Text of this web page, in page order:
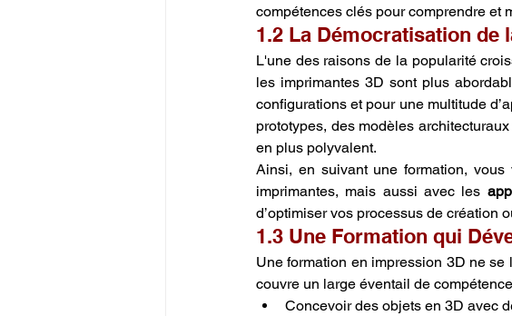
compétences clés pour comprendre et
1.2 La Démocratisation de
L'une des raisons de la popularité
les imprimantes 3D sont plus
configurations et pour une multitude
prototypes, des modèles
en plus polyvalent.
Ainsi, en suivant une formation,
imprimantes, mais aussi avec les
d’optimiser vos processus de création
1.3 Une Formation qui
Une formation en impression 3D ne se
couvre un large éventail de
Concevoir des objets en 3D avec